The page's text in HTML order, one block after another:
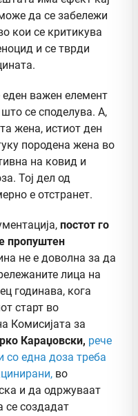
да се забележи
кои се критикува
и се тврди
еден важен елемент
се споделува. А,
жена, истиот ден
породена жена во
на ковид и
Тој дел од
е отстранет.
постот го
пропуштен
не е доволна за да
лица на
годинава, кога
старт во
Комисијата за
Караџовски, рече
со една доза треба
во
и да одржуваат
се создадат